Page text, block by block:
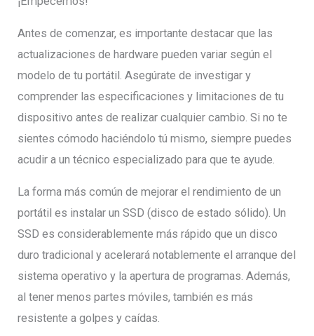
Antes de comenzar, es importante destacar que las
actualizaciones de hardware pueden variar según el
modelo de tu portátil. Asegúrate de investigar y
comprender las especificaciones y limitaciones de tu
dispositivo antes de realizar cualquier cambio. Si no te
sientes cómodo haciéndolo tú mismo, siempre puedes
acudir a un técnico especializado para que te ayude.
La forma más común de mejorar el rendimiento de un
portátil es instalar un SSD (disco de estado sólido). Un
SSD es considerablemente más rápido que un disco
duro tradicional y acelerará notablemente el arranque del
sistema operativo y la apertura de programas. Además,
al tener menos partes móviles, también es más
resistente a golpes y caídas.